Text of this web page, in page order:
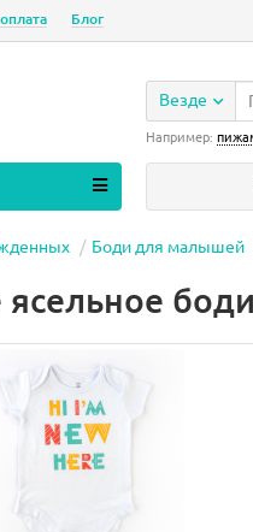
Блог
Везде
Например:
Боди для малышей